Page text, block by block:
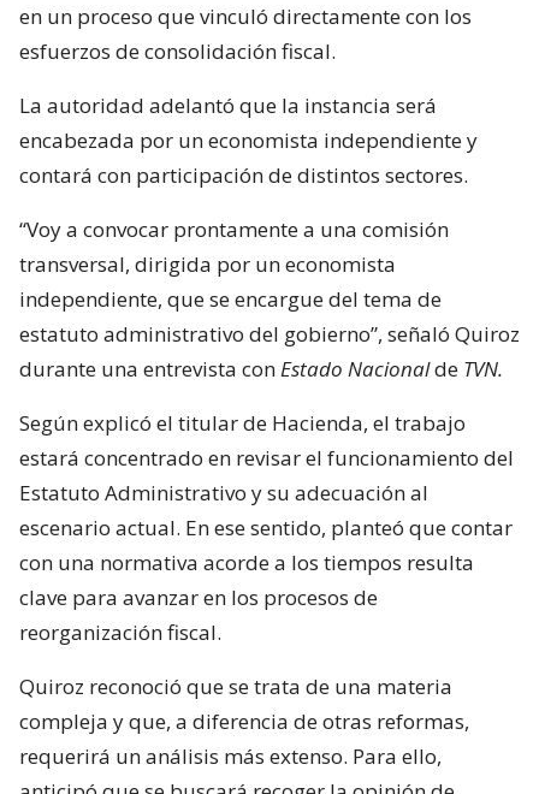
en un proceso que vinculó directamente con los
esfuerzos de consolidación fiscal.
La autoridad adelantó que la instancia será
encabezada por un economista independiente y
contará con participación de distintos sectores.
“Voy a convocar prontamente a una comisión
transversal, dirigida por un economista
independiente, que se encargue del tema de
estatuto administrativo del gobierno”, señaló Quiroz
durante una entrevista con Estado Nacionalde TVN.
Según explicó el titular de Hacienda, el trabajo
estará concentrado en revisar el funcionamiento del
Estatuto Administrativo y su adecuación al
escenario actual. En ese sentido, planteó que contar
con una normativa acorde a los tiempos resulta
clave para avanzar en los procesos de
reorganización fiscal.
Quiroz reconoció que se trata de una materia
compleja y que, a diferencia de otras reformas,
requerirá un análisis más extenso. Para ello,